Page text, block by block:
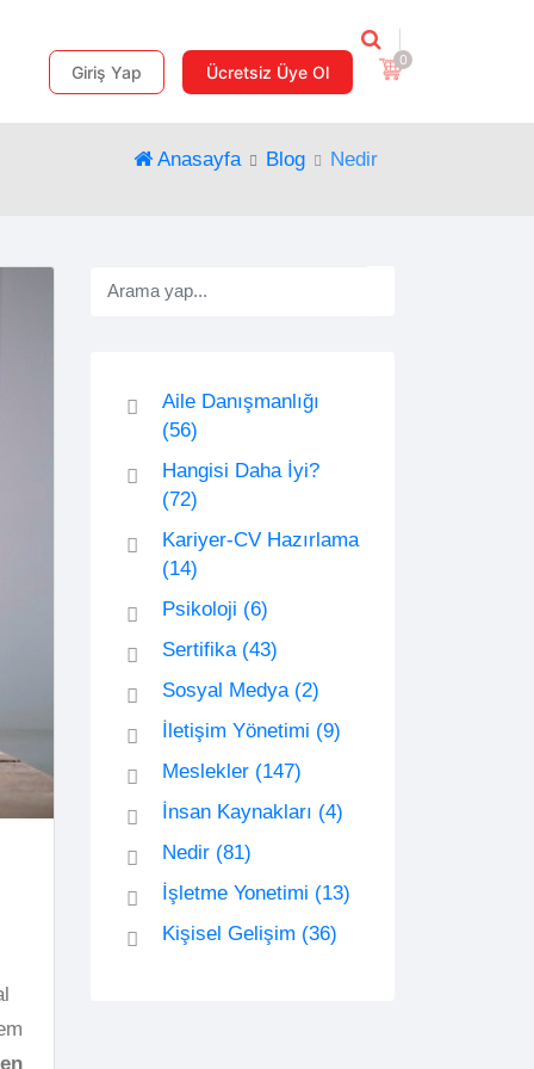
Giriş Yap Ücretsiz Üye Ol
0
Anasayfa Blog Nedir
Aile Danışmanlığı
(56)
Hangisi Daha İyi?
(72)
Kariyer-CV Hazırlama
(14)
Psikoloji (6)
Sertifika (43)
Sosyal Medya (2)
İletişim Yönetimi (9)
Meslekler (147)
İnsan Kaynakları (4)
Nedir (81)
İşletme Yonetimi (13)
Kişisel Gelişim (36)